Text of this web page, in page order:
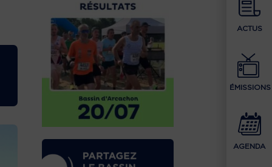
ACTUS
ÉMISSIONS
AGENDA